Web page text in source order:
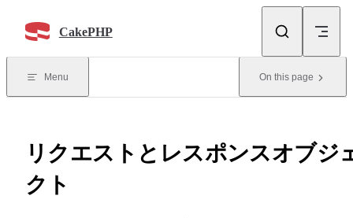
CakePHP
Menu On this page
リクエストとレスポンスオブジ
クト